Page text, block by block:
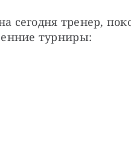
сегодня тренер,
турниры: